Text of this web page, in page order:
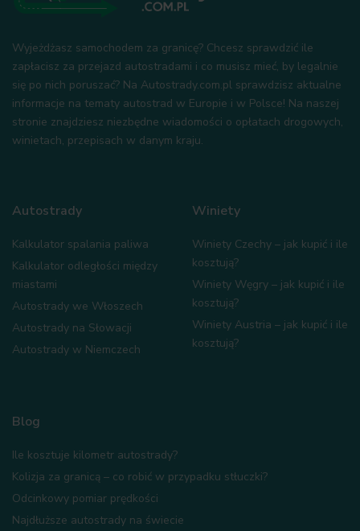
Wyjeżdżasz samochodem za granicę? Chcesz sprawdzić ile
zapłacisz za przejazd autostradami i co musisz mieć, by legalnie
się po nich poruszać? Na Autostrady.com.pl sprawdzisz aktualne
informacje na tematy autostrad w Europie i w Polsce! Na naszej
stronie znajdziesz niezbędne wiadomości o opłatach drogowych,
winietach, przepisach w danym kraju.
Autostrady
Kalkulator spalania paliwa
Kalkulator odległości między
miastami
Autostrady we Włoszech
Autostrady na Słowacji
Autostrady w Niemczech
Winiety
Winiety Czechy – jak kupić i ile
kosztują?
Winiety Węgry – jak kupić i ile
kosztują?
Winiety Austria – jak kupić i ile
kosztują?
Blog
Ile kosztuje kilometr autostrady?
Kolizja za granicą – co robić w przypadku stłuczki?
Odcinkowy pomiar prędkości
Najdłuższe autostrady na świecie